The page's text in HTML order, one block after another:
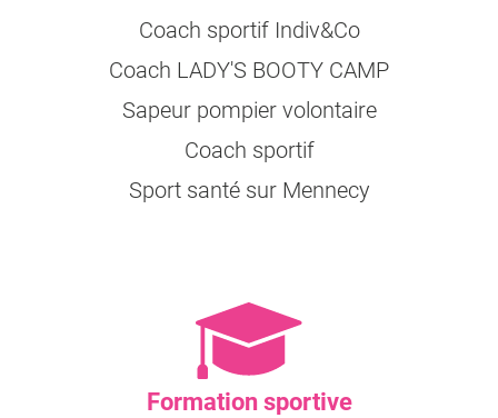
Coach sportif Indiv&Co
Coach LADY'S BOOTY CAMP
Sapeur pompier volontaire
Coach sportif
Sport santé sur Mennecy
Formation sportive